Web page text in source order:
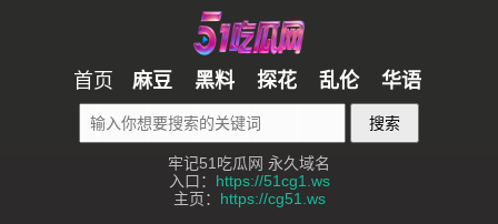
首页 麻豆 黑料 探花 乱伦 华语
搜索
牢记51吃瓜网 永久域名
入口： https://51cg1.ws
主页： https://cg51.ws